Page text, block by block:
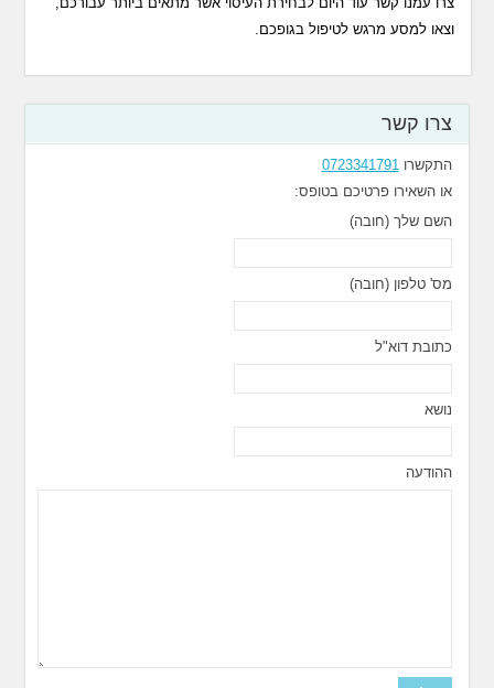
וצאו למסע מרגש לטיפול בגופכם.
צרו קשר
התקשרו0723341791
או השאירו פרטיכם בטופס:
השם שלך (חובה)
מס' טלפון (חובה)
כתובת דוא"ל
נושא
ההודעה